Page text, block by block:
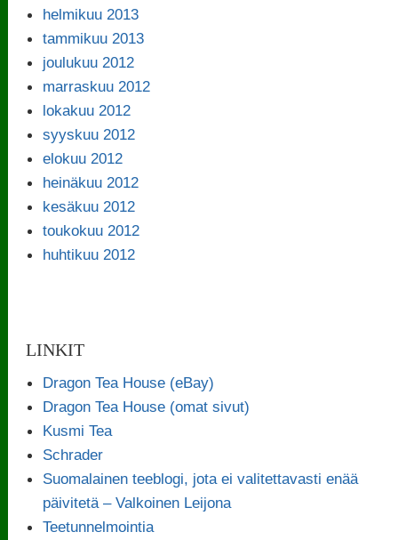
helmikuu 2013
tammikuu 2013
joulukuu 2012
marraskuu 2012
lokakuu 2012
syyskuu 2012
elokuu 2012
heinäkuu 2012
kesäkuu 2012
toukokuu 2012
huhtikuu 2012
LINKIT
Dragon Tea House (eBay)
Dragon Tea House (omat sivut)
Kusmi Tea
Schrader
Suomalainen teeblogi, jota ei valitettavasti enää
päivitetä – Valkoinen Leijona
Teetunnelmointia